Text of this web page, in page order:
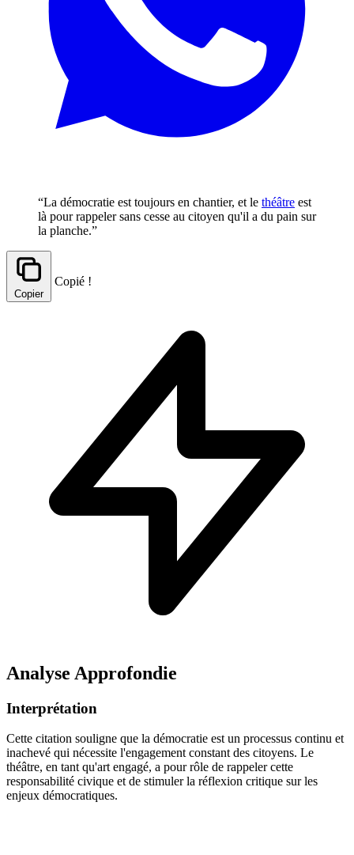
“La démocratie est toujours en chantier, et le théâtre est
là pour rappeler sans cesse au citoyen qu'il a du pain sur
la planche.”
Copier
Copié !
Analyse Approfondie
Interprétation
Cette citation souligne que la démocratie est un processus continu et
inachevé qui nécessite l'engagement constant des citoyens. Le
théâtre, en tant qu'art engagé, a pour rôle de rappeler cette
responsabilité civique et de stimuler la réflexion critique sur les
enjeux démocratiques.